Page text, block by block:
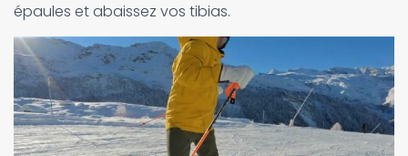
épaules et abaissez vos tibias.